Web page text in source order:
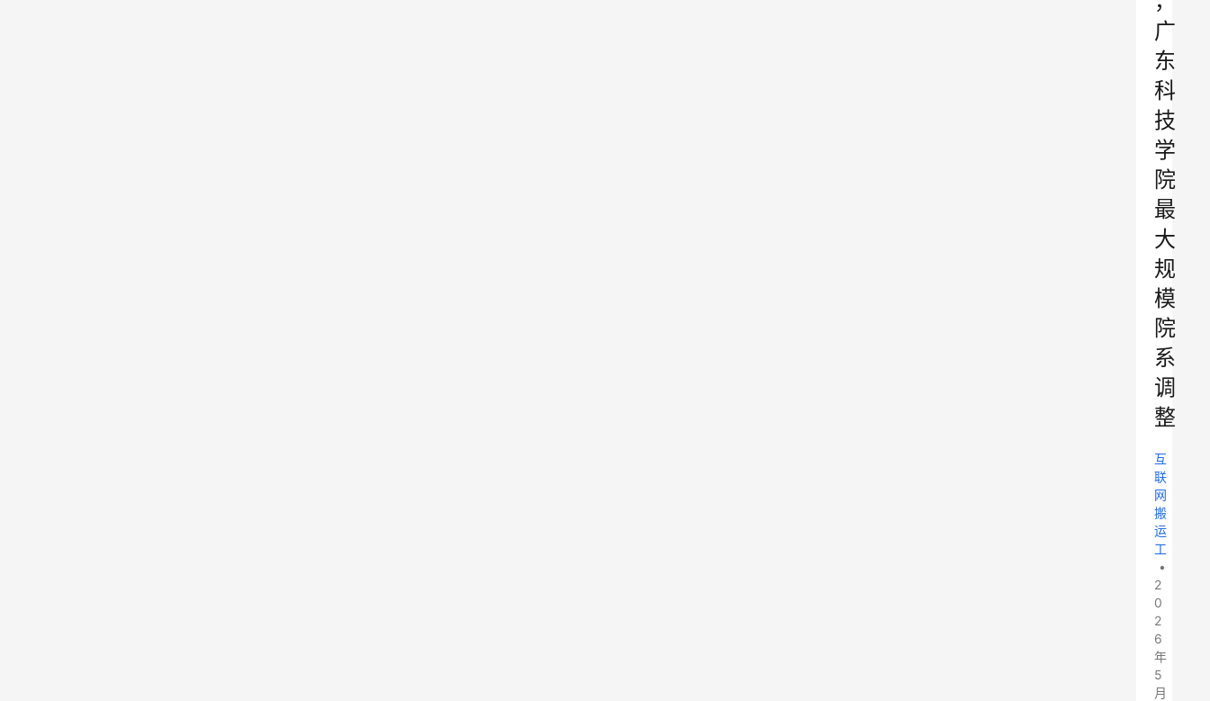
广
东
科
技
学
院
最
大
规
模
院
系
调
整
互
联
网
搬
运
工
•
2
0
2
6
年
5
月